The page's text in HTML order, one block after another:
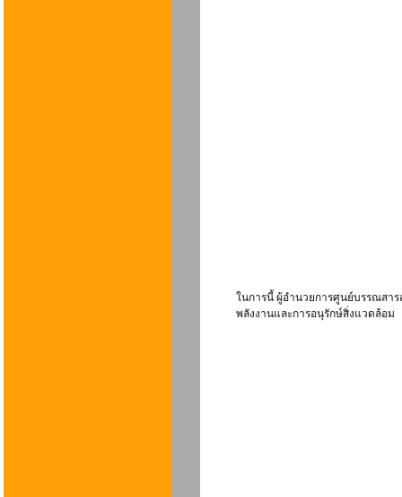
ในการนี้ ผู้อำนวยการศูนย์บรรณสา
พลังงานและการอนุรักษ์สิ่งแวดล้อม